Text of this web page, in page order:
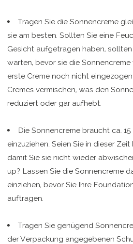
Tragen Sie die Sonnencreme
sie am besten. Sollten Sie eine
Gesicht aufgetragen haben, sollten
warten, bevor sie die
erste Creme noch nicht
Cremes vermischen, was den
reduziert oder gar aufhebt.
Die Sonnencreme braucht ca.
einzuziehen. Seien Sie in dieser
damit Sie sie nicht wieder
up? Lassen Sie die Sonnencreme
einziehen, bevor Sie Ihre
auftragen.
Tragen Sie genügend
der Verpackung angegebenen